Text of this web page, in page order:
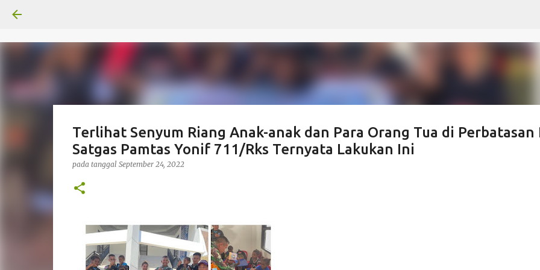
Terlihat Senyum Riang Anak-anak dan Para Orang Tua di Perbatasan
Satgas Pamtas Yonif 711/Rks Ternyata Lakukan Ini
pada tanggal September 24, 2022